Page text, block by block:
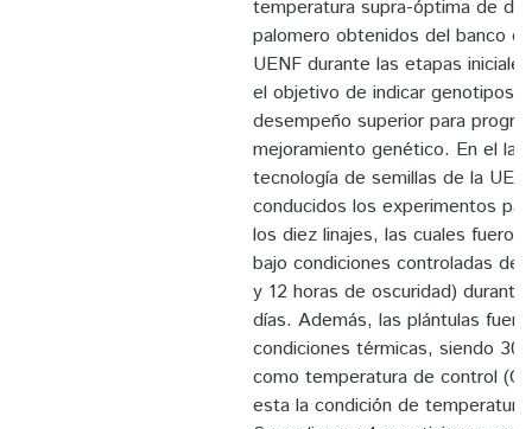
temperatura supra-óptima de
palomero obtenidos del banco
UENF durante las etapas
el objetivo de indicar genotipos
desempeño superior para
mejoramiento genético. En el
tecnología de semillas de la
conducidos los experimentos
los diez linajes, las cuales
bajo condiciones controladas de
y 12 horas de oscuridad)
días. Además, las plántulas
condiciones térmicas, siendo
como temperatura de control
esta la condición de